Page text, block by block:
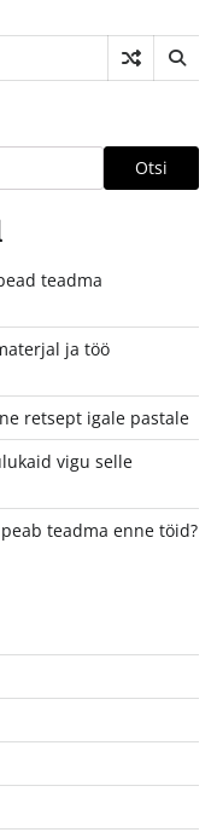
Otsi
teadma
ja töö
retsept igale pastale
vigu selle
teadma enne töid?